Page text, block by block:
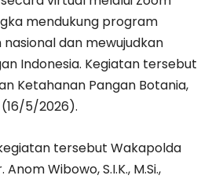
mendukung program
dan mewujudkan
Indonesia. Kegiatan tersebut
Ketahanan Pangan Botania,
5/2026).
tersebut Wakapolda
Wibowo, S.I.K., M.Si.,